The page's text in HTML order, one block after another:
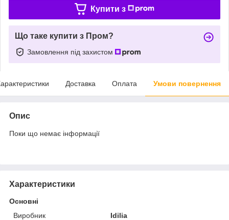
Купити з
Що таке купити з Пром?
Замовлення під захистом
Доставка Оплата Умови повернення
Опис
Поки що немає інформації
Характеристики
Основні
Виробник
Idilia